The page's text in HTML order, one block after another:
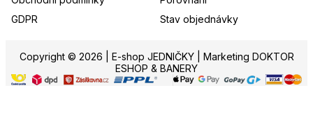
GDPR
Stav objednávky
Copyright © 2026 | E-shop JEDNIČKY| Marketing DOKTOR
ESHOP & BANERY